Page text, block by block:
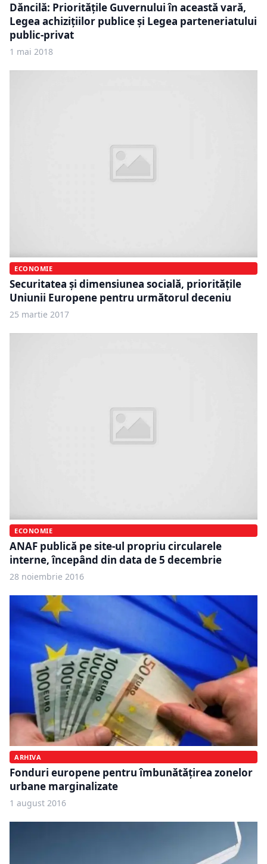
Dăncilă: Priorităţile Guvernului în această vară,
Legea achiziţiilor publice și Legea parteneriatului
public-privat
1 mai 2018
ECONOMIE
Securitatea şi dimensiunea socială, priorităţile
Uniunii Europene pentru următorul deceniu
25 martie 2017
ECONOMIE
ANAF publică pe site-ul propriu circularele
interne, începând din data de 5 decembrie
28 noiembrie 2016
ARHIVA
Fonduri europene pentru îmbunătățirea zonelor
urbane marginalizate
1 august 2016